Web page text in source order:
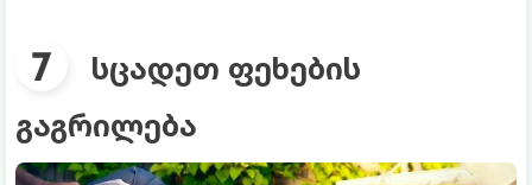
სცადეთ ფეხების
გაგრილება